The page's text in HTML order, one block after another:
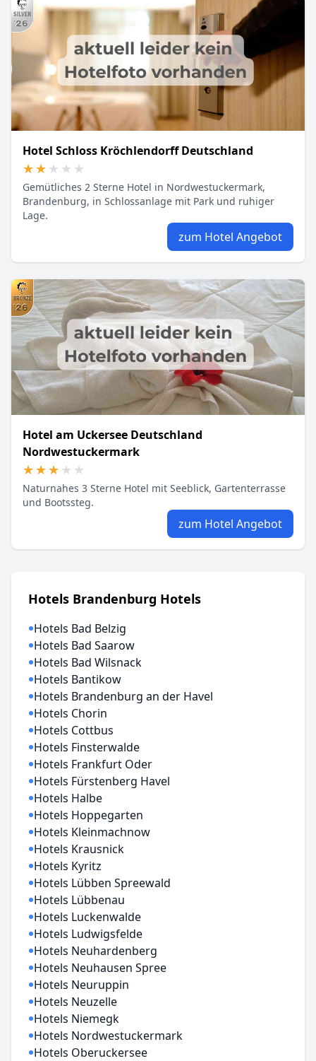
Hotel Schloss Kröchlendorff Deutschland
★★★★★
★★★★★
Gemütliches 2 Sterne Hotel in Nordwestuckermark,
Brandenburg, in Schlossanlage mit Park und ruhiger
Lage.
zum Hotel Angebot
Hotel am Uckersee Deutschland
Nordwestuckermark
★★★★★
★★★★★
Naturnahes 3 Sterne Hotel mit Seeblick, Gartenterrasse
und Bootssteg.
zum Hotel Angebot
Hotels Brandenburg Hotels
Hotels Bad Belzig
Hotels Bad Saarow
Hotels Bad Wilsnack
Hotels Bantikow
Hotels Brandenburg an der Havel
Hotels Chorin
Hotels Cottbus
Hotels Finsterwalde
Hotels Frankfurt Oder
Hotels Fürstenberg Havel
Hotels Halbe
Hotels Hoppegarten
Hotels Kleinmachnow
Hotels Krausnick
Hotels Kyritz
Hotels Lübben Spreewald
Hotels Lübbenau
Hotels Luckenwalde
Hotels Ludwigsfelde
Hotels Neuhardenberg
Hotels Neuhausen Spree
Hotels Neuruppin
Hotels Neuzelle
Hotels Niemegk
Hotels Nordwestuckermark
Hotels Oberuckersee